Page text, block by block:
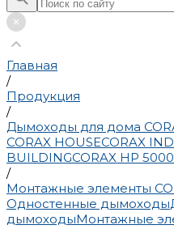
Главная
/
Продукция
/
Дымоходы для дома
CORAX HOUSECORAX
BUILDINGCORAX HP 5000
/
Монтажные элементы
Одностенные дымоходы
дымоходыМонтажные